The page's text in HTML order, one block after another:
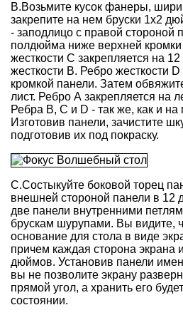
В.Возьмите кусок фанеры,
закрепите на нем бруски 1x2
- заподлицо с правой стороной
полдюйма ниже верхней
жесткости С закрепляется на
жесткости В. Ребро жесткости
кромкой панели. Затем
лист. Ребро А закрепляется на
Ребра В, С и D - так же, как и на
Изготовив панели, зачистите
подготовив их под покраску.
С.Состыкуйте боковой торец
внешней стороной панели в 12
две панели внутренними
брускам шурупами. Вы видите,
основание для стола в виде
причем каждая сторона экрана
дюймов. Установив панели
вы не позволите экрану
прямой угол, а хранить его
состоянии.